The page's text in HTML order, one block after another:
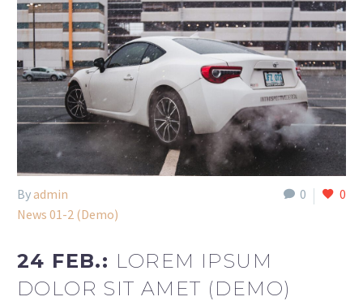
0 0
Byadmin
News 01-2 (Demo)
24 FEB.: LOREM IPSUM
DOLOR SIT AMET (DEMO)